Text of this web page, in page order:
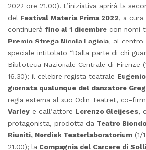
2022 ore 21.00). L’iniziativa aprirà la
del Festival Materia Prima 2022, a cura
continuerà fino al 1 dicembrecon nomi
Premio Strega Nicola Lagioia, al centro
speciale intitolato “Dalla parte di chi
Biblioteca Nazionale Centrale di Firenze
16.30); il celebre regista teatrale
giornata qualunque del danzatore
regia esterna al suo Odin Teatret, co-
Varleye dall’attore Lorenzo Gleijeses,
protagonista, prodotta da Teatro
Riuniti, Nordisk Teaterlaboratorium(1/
21.00); la Compagnia del Carcere di